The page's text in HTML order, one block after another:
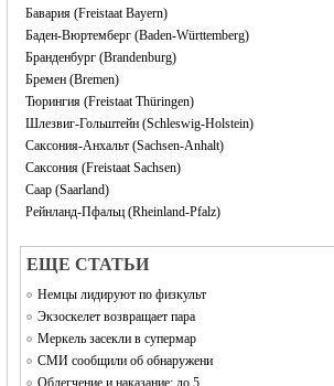
Бавария (Freistaat Bayern)
Баден-Вюртемберг (Baden-Württemberg)
Бранденбург (Brandenburg)
Бремен (Bremen)
Тюрингия (Freistaat Thüringen)
Шлезвиг-Гольштейн (Schleswig-Holstein)
Саксония-Анхальт (Sachsen-Anhalt)
Саксония (Freistaat Sachsen)
Саар (Saarland)
Рейнланд-Пфальц (Rheinland-Pfalz)
EЩЕ СТАТЬИ
Немцы лидируют по физкульт
Экзоскелет возвращает пара
Меркель засекли в супермар
СМИ сообщили об обнаружени
Облегчение и наказание: до 5